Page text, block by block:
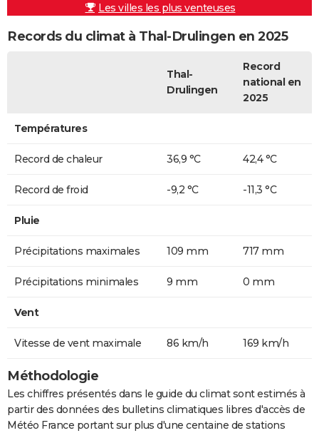
Les villes les plus venteuses
Records du climat à Thal-Drulingen en 2025
Thal-
Drulingen
Record
national en
2025
Températures
Record de chaleur 36,9 °C 42,4 °C
Record de froid -9,2 °C -11,3 °C
Pluie
Précipitations maximales 109 mm 717 mm
Précipitations minimales 9 mm 0 mm
Vent
Vitesse de vent maximale 86 km/h 169 km/h
Méthodologie
Les chiffres présentés dans le guide du climat sont estimés à
partir des données des bulletins climatiques libres d'accès de
Météo France portant sur plus d'une centaine de stations